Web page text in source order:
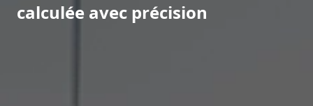
calculée avec précision